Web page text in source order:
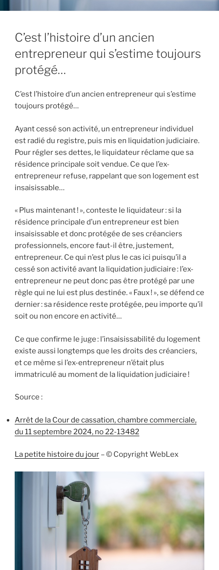
C’est l’histoire d’un ancien
entrepreneur qui s’estime toujours
protégé…
C’est l’histoire d’un ancien entrepreneur qui s’estime
toujours protégé…
Ayant cessé son activité, un entrepreneur individuel
est radié du registre, puis mis en liquidation judiciaire.
Pour régler ses dettes, le liquidateur réclame que sa
résidence principale soit vendue. Ce que l’ex-
entrepreneur refuse, rappelant que son logement est
insaisissable…
« Plus maintenant ! », conteste le liquidateur : si la
résidence principale d’un entrepreneur est bien
insaisissable et donc protégée de ses créanciers
professionnels, encore faut-il être, justement,
entrepreneur. Ce qui n’est plus le cas ici puisqu’il a
cessé son activité avant la liquidation judiciaire : l’ex-
entrepreneur ne peut donc pas être protégé par une
règle qui ne lui est plus destinée. « Faux ! », se défend ce
dernier : sa résidence reste protégée, peu importe qu’il
soit ou non encore en activité…
Ce que confirme le juge : l’insaisissabilité du logement
existe aussi longtemps que les droits des créanciers,
et ce même si l’ex-entrepreneur n’était plus
immatriculé au moment de la liquidation judiciaire !
Source :
Arrêt de la Cour de cassation, chambre commerciale,
du 11 septembre 2024, no 22-13482
La petite histoire du jour – © Copyright WebLex